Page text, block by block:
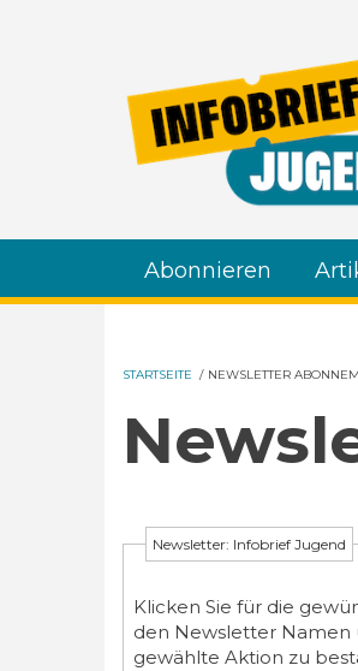
Abonnieren
STARTSEITE / NEWSLETTER
Newsletter: Infobrief Jugend
Klicken Sie für die
den Newsletter Namen
gewählte Aktion zu